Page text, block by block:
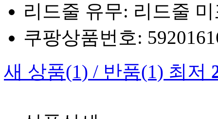
리드줄 유무: 리드줄
쿠팡상품번호:
새 상품(1) / 반품(1) 최저